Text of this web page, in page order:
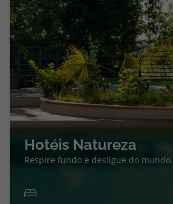
Hotéis Natureza
Respire fundo e desligue do mundo.